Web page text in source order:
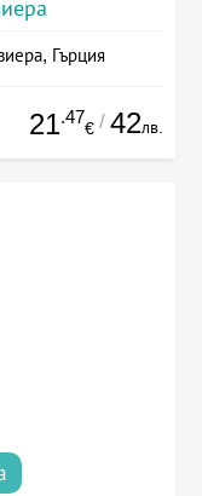
Гърция
21.47
€ / 42лв.